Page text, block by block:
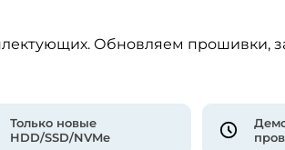
Обновляем прошивки,
Только новые
HDD/SSD/NVMe